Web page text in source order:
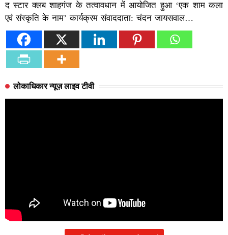
द स्टार क्लब शाहगंज के तत्वावधान में आयोजित हुआ ‘एक शाम कला
एवं संस्कृति के नाम’ कार्यक्रम संवाददाता: चंदन जायसवाल…
लोकाधिकार न्यूज़ लाइव टीवी